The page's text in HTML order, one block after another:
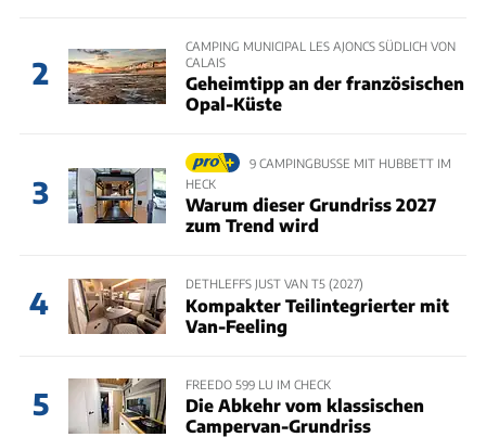
2
CAMPING MUNICIPAL LES AJONCS SÜDLICH VON
CALAIS
Geheimtipp an der französischen
Opal-Küste
3
9 CAMPINGBUSSE MIT HUBBETT IM
HECK
Warum dieser Grundriss 2027
zum Trend wird
4
DETHLEFFS JUST VAN T5 (2027)
Kompakter Teilintegrierter mit
Van-Feeling
5
FREEDO 599 LU IM CHECK
Die Abkehr vom klassischen
Campervan-Grundriss